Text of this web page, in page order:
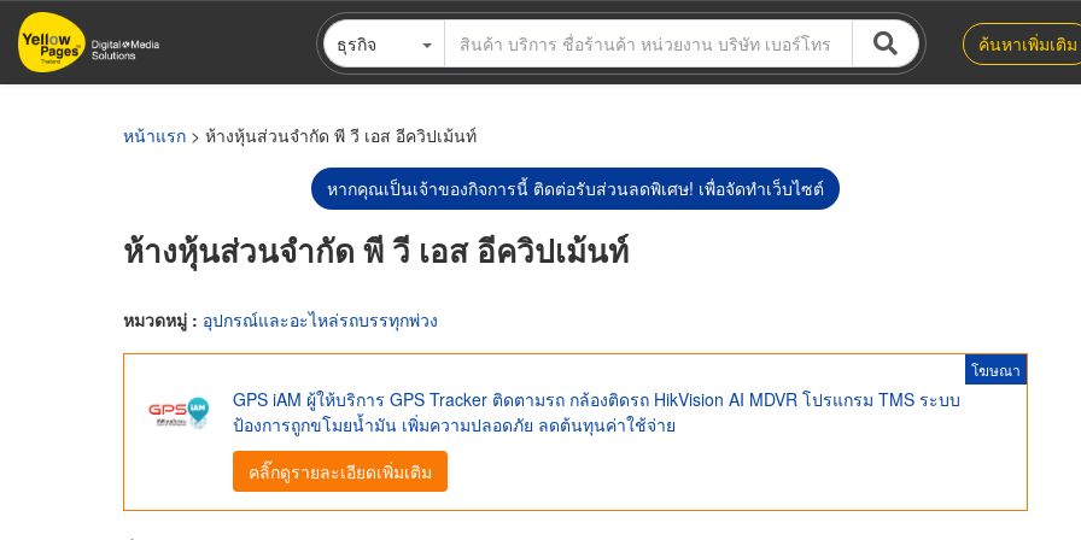
ข้าม
ไป
ธุรกิจ ค้นหาเพิ่มเติม
หน้าแรก > ห้างหุ้นส่วนจำกัด พี วี เอส อีควิปเม้นท์
หากคุณเป็นเจ้าของกิจการนี้ ติดต่อรับส่วนลดพิเศษ! เพื่อจัดทำเว็บไซต์
ห้างหุ้นส่วนจำกัด พี วี เอส อีควิปเม้นท์
หมวดหมู่ : อุปกรณ์และอะไหล่รถบรรทุกพ่วง
โฆษณา
GPS iAM ผู้ให้บริการ GPS Tracker ติดตามรถ กล้องติดรถ HikVision AI MDVR โปรแกรม TMS ระบบ
ป้องการถูกขโมยน้ำมัน เพิ่มความปลอดภัย ลดต้นทุนค่าใช้จ่าย
คลิ๊กดูรายละเอียดเพิ่มเติม